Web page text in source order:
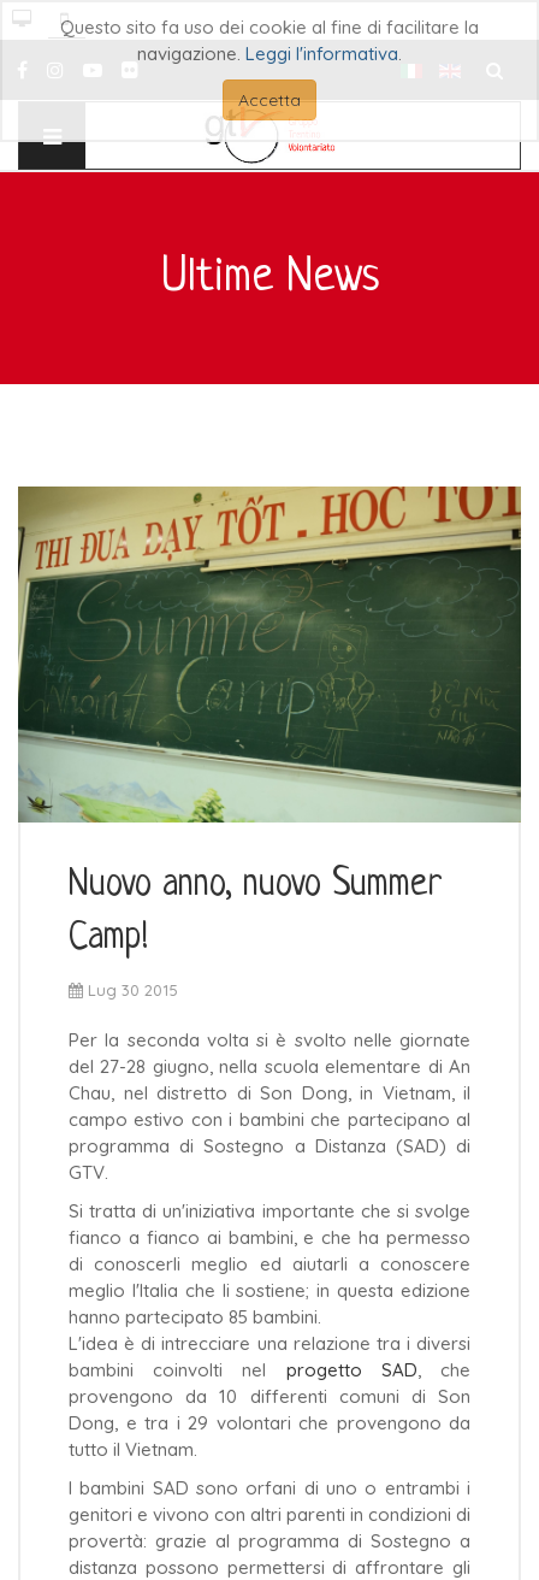
Questo sito fa uso dei cookie al fine di facilitare la
navigazione. Leggi l'informativa.
Accetta
Ultime News
Nuovo anno, nuovo Summer
Camp!
Lug 30 2015
Per la seconda volta si è svolto nelle giornate
del 27-28 giugno, nella scuola elementare di An
Chau, nel distretto di Son Dong, in Vietnam, il
campo estivo con i bambini che partecipano al
programma di Sostegno a Distanza (SAD) di
GTV.
Si tratta di un'iniziativa importante che si svolge
fianco a fianco ai bambini, e che ha permesso
di conoscerli meglio ed aiutarli a conoscere
meglio l'Italia che li sostiene; in questa edizione
hanno partecipato 85 bambini.
L'idea è di intrecciare una relazione tra i diversi
bambini coinvolti nel progetto SAD, che
provengono da 10 differenti comuni di Son
Dong, e tra i 29 volontari che provengono da
tutto il Vietnam.
I bambini SAD sono orfani di uno o entrambi i
genitori e vivono con altri parenti in condizioni di
provertà: grazie al programma di Sostegno a
distanza possono permettersi di affrontare gli